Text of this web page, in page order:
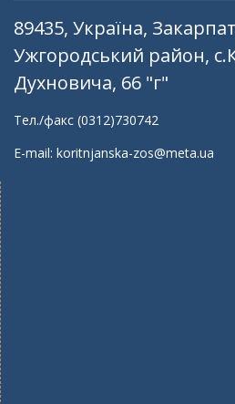
89435, Україна,
Ужгородський район,
Духновича, 66 "г"
Тел./факс (0312)730742
E-mail: koritnjanska-zos@meta.ua